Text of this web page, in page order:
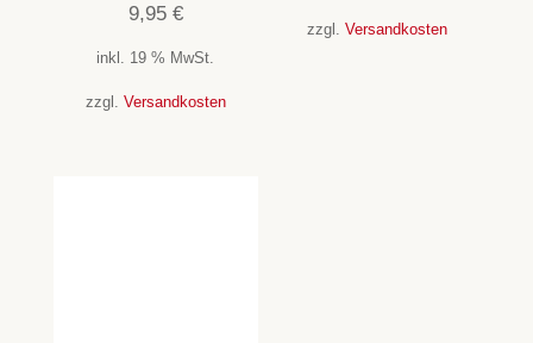
9,95 €
inkl. 19 % MwSt.
zzgl. Versandkosten
zzgl.Versandkosten